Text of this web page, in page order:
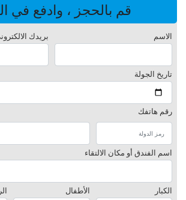
قم بالحجز ، وادفع في
الاسم بريدك
تاريخ الجولة
رقم هاتفك
اسم الفندق أو مكان الالتقاء
الكبار الأطفال